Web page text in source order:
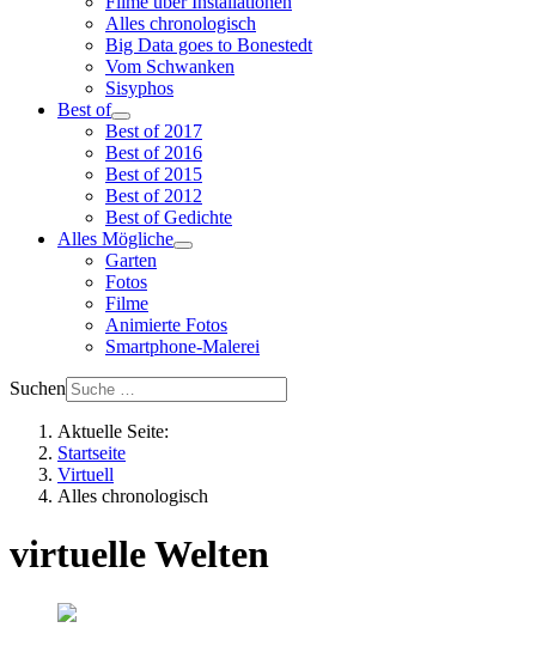
Alles chronologisch
Big Data goes to Bonestedt
Vom Schwanken
Sisyphos
Best of
Best of 2017
Best of 2016
Best of 2015
Best of 2012
Best of Gedichte
Alles Mögliche
Garten
Fotos
Filme
Animierte Fotos
Smartphone-Malerei
Suchen
Aktuelle Seite:
Startseite
Virtuell
Alles chronologisch
virtuelle Welten